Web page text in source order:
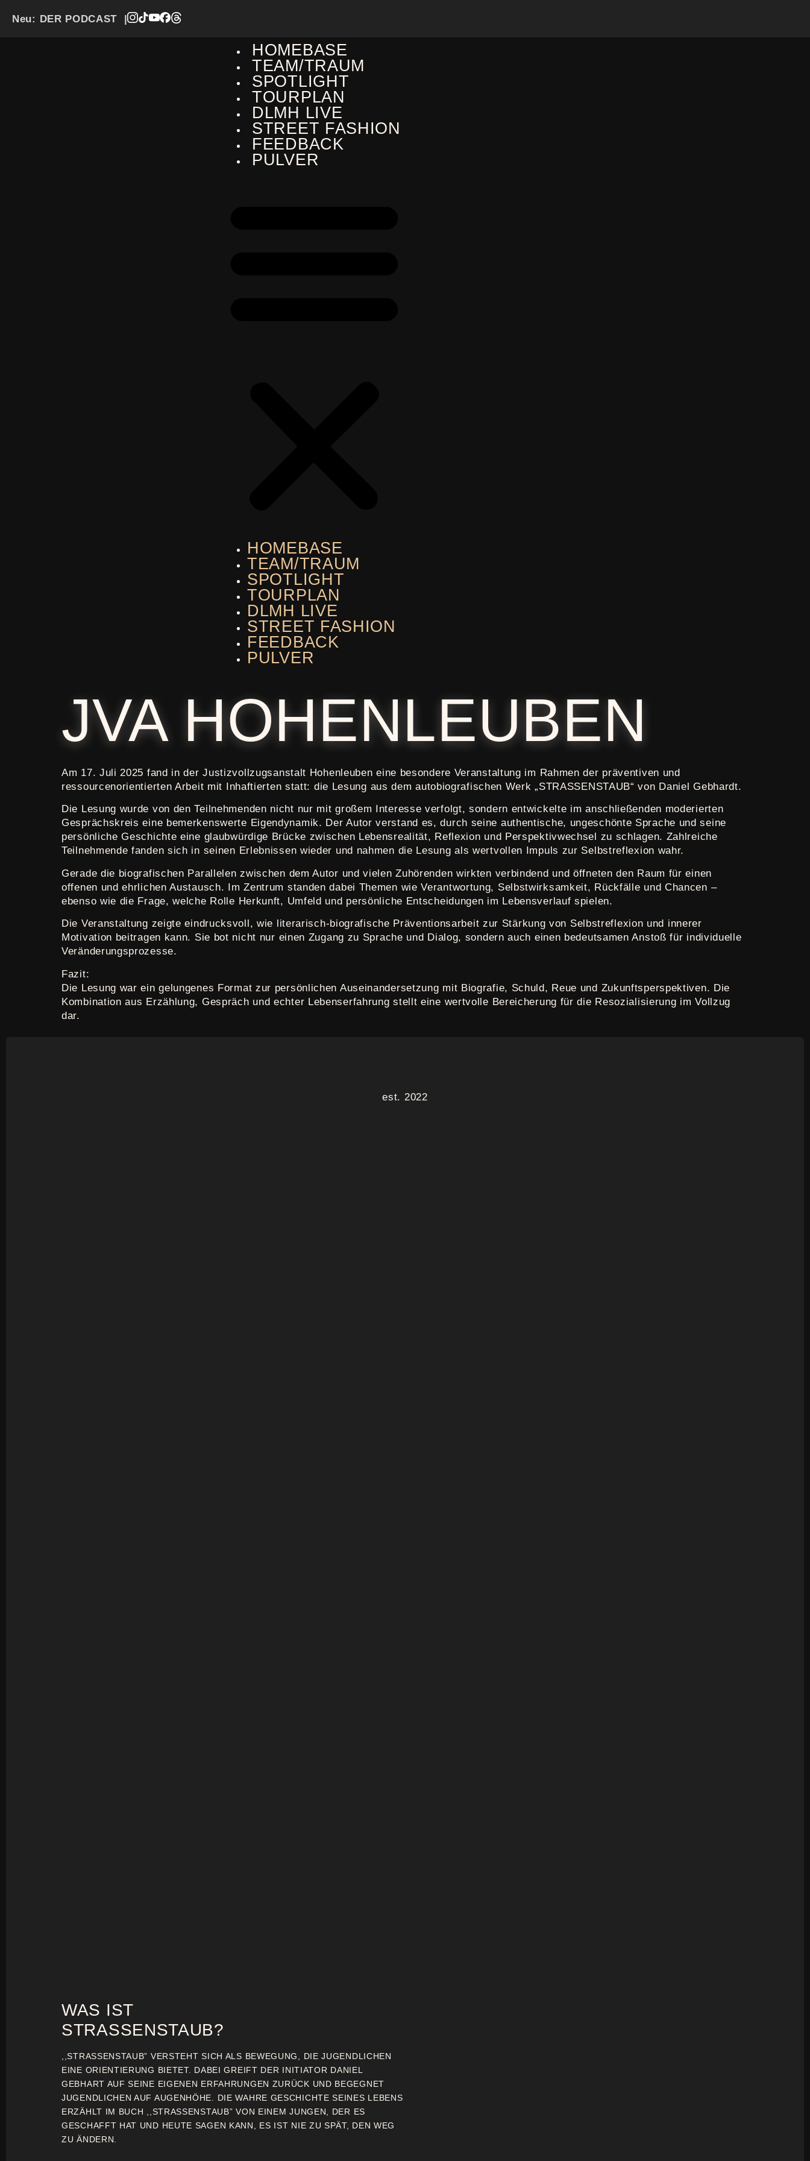
Neu: DER PODCAST |
HOMEBASE
TEAM/TRAUM
SPOTLIGHT
TOURPLAN
DLMH LIVE
STREET FASHION
FEEDBACK
PULVER
HOMEBASE
TEAM/TRAUM
SPOTLIGHT
TOURPLAN
DLMH LIVE
STREET FASHION
FEEDBACK
PULVER
JVA HOHENLEUBEN
Am 17. Juli 2025 fand in der Justizvollzugsanstalt Hohenleuben eine besondere Veranstaltung im Rahmen der präventiven und
ressourcenorientierten Arbeit mit Inhaftierten statt: die Lesung aus dem autobiografischen Werk „STRASSENSTAUB“ von Daniel Gebhardt.
Die Lesung wurde von den Teilnehmenden nicht nur mit großem Interesse verfolgt, sondern entwickelte im anschließenden moderierten
Gesprächskreis eine bemerkenswerte Eigendynamik. Der Autor verstand es, durch seine authentische, ungeschönte Sprache und seine
persönliche Geschichte eine glaubwürdige Brücke zwischen Lebensrealität, Reflexion und Perspektivwechsel zu schlagen. Zahlreiche
Teilnehmende fanden sich in seinen Erlebnissen wieder und nahmen die Lesung als wertvollen Impuls zur Selbstreflexion wahr.
Gerade die biografischen Parallelen zwischen dem Autor und vielen Zuhörenden wirkten verbindend und öffneten den Raum für einen
offenen und ehrlichen Austausch. Im Zentrum standen dabei Themen wie Verantwortung, Selbstwirksamkeit, Rückfälle und Chancen –
ebenso wie die Frage, welche Rolle Herkunft, Umfeld und persönliche Entscheidungen im Lebensverlauf spielen.
Die Veranstaltung zeigte eindrucksvoll, wie literarisch-biografische Präventionsarbeit zur Stärkung von Selbstreflexion und innerer
Motivation beitragen kann. Sie bot nicht nur einen Zugang zu Sprache und Dialog, sondern auch einen bedeutsamen Anstoß für individuelle
Veränderungsprozesse.
Fazit:
Die Lesung war ein gelungenes Format zur persönlichen Auseinandersetzung mit Biografie, Schuld, Reue und Zukunftsperspektiven. Die
Kombination aus Erzählung, Gespräch und echter Lebenserfahrung stellt eine wertvolle Bereicherung für die Resozialisierung im Vollzug
dar.
est. 2022
WAS IST
STRASSENSTAUB?
,,STRASSENSTAUB” VERSTEHT SICH ALS BEWEGUNG, DIE JUGENDLICHEN
EINE ORIENTIERUNG BIETET. DABEI GREIFT DER INITIATOR DANIEL
GEBHART AUF SEINE EIGENEN ERFAHRUNGEN ZURÜCK UND BEGEGNET
JUGENDLICHEN AUF AUGENHÖHE. DIE WAHRE GESCHICHTE SEINES LEBENS
ERZÄHLT IM BUCH ,,STRASSENSTAUB” VON EINEM JUNGEN, DER ES
GESCHAFFT HAT UND HEUTE SAGEN KANN, ES IST NIE ZU SPÄT, DEN WEG
ZU ÄNDERN.